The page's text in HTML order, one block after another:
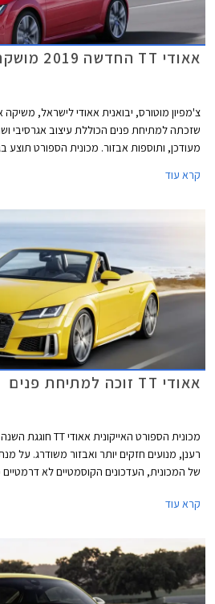
אאודי TT החדשה 2019 מושקת בישראל
שזכתה למתיחת פנים הכוללת עיצוב אגרסיבי
מעודכן, ותוספות אבזור. מכונית הספורט תוצע
קרא עוד
אאודי TT זוכה למתיחת פנים
רענן, מנועים חזקים יותר ואבזור משודרג. על
של המכונית, העדכונים הקוסמטיים לא דרמטיים
מנת להדגיש את רוחבה של המכונית. שלושה צבעי
קרא עוד